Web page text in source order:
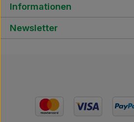
Informationen
Newsletter